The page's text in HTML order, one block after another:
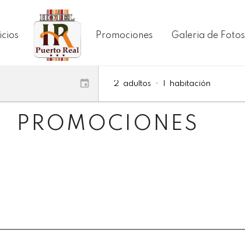
Promociones Galeria de Fotos
2 adultos • habitación
PROMOCIONES